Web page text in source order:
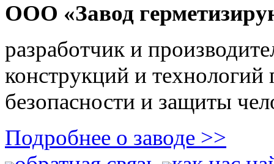
ООО «Завод
разработчик и
конструкций и
безопасности и защиты
Подробнее о заводе >>